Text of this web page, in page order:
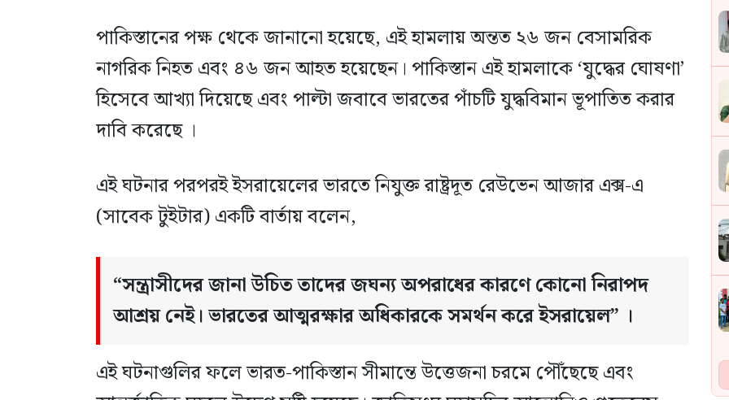
পাকিস্তানের পক্ষ থেকে জানানো হয়েছে, এই হামলায় অন্তত ২৬ জন বেসামরিক
নাগরিক নিহত এবং ৪৬ জন আহত হয়েছেন। পাকিস্তান এই হামলাকে ‘যুদ্ধের ঘোষণা’
হিসেবে আখ্যা দিয়েছে এবং পাল্টা জবাবে ভারতের পাঁচটি যুদ্ধবিমান ভূপাতিত করার
দাবি করেছে ।
এই ঘটনার পরপরই ইসরায়েলের ভারতে নিযুক্ত রাষ্ট্রদূত রেউভেন আজার এক্স-এ
(সাবেক টুইটার) একটি বার্তায় বলেন,
“সন্ত্রাসীদের জানা উচিত তাদের জঘন্য অপরাধের কারণে কোনো নিরাপদ
আশ্রয় নেই। ভারতের আত্মরক্ষার অধিকারকে সমর্থন করে ইসরায়েল” ।
এই ঘটনাগুলির ফলে ভারত-পাকিস্তান সীমান্তে উত্তেজনা চরমে পৌঁছেছে এবং